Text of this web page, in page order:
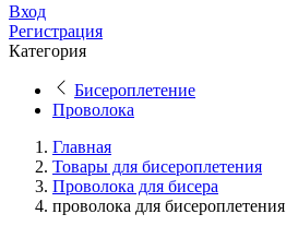
Вход
Регистрация
Категория
Бисероплетение
Проволока
Главная
Товары для бисероплетения
Проволока для бисера
проволока для бисероплетения